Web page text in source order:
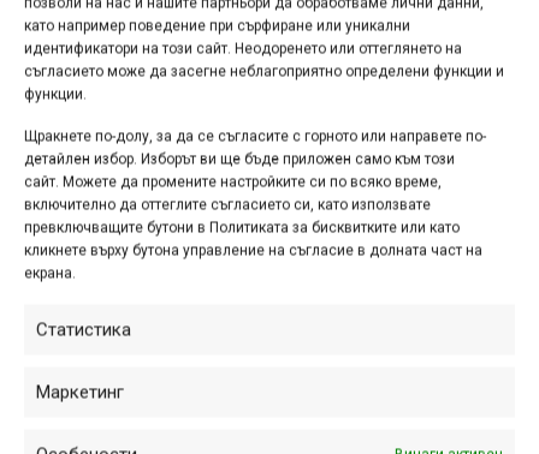
като например поведение при сърфиране или уникални
идентификатори на този сайт. Неодоренето или оттеглянето на
съгласието може да засегне неблагоприятно определени функции и
функции.
Щракнете по-долу, за да се съгласите с горното или направете по-
детайлен избор. Изборът ви ще бъде приложен само към този
сайт. Можете да промените настройките си по всяко време,
включително да оттеглите съгласието си, като използвате
превключващите бутони в Политиката за бисквитките или като
кликнете върху бутона управление на съгласие в долната част на
екрана.
Статистика
Маркетинг
Подобрен е и патронът за амортизация Grip X2, като са